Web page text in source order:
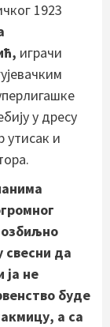
1923
играчи
у дресу
утисак и
озбиљно
свесни да
ја не
буде
а са